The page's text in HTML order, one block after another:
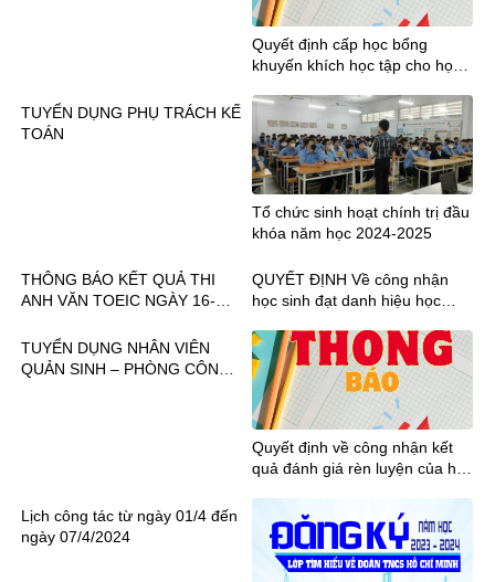
Quyết định cấp học bổng
khuyến khích học tập cho học
2023
TUYỂN DỤNG PHỤ TRÁCH KẾ
TOÁN
Tổ chức sinh hoạt chính trị đầu
khóa năm học 2024-2025
THÔNG BÁO KẾT QUẢ THI
ANH VĂN TOEIC NGÀY 16-
QUYẾT ĐỊNH Về công nhận
học sinh đạt danh hiệu học
học 2022-2023
TUYỂN DỤNG NHÂN VIÊN
QUẢN SINH – PHÒNG CÔNG
Quyết định về công nhận kết
quả đánh giá rèn luyện của học
Lịch công tác từ ngày 01/4 đến
ngày 07/4/2024